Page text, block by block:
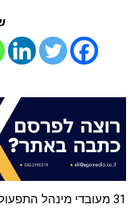
31 מעובדי מינהל